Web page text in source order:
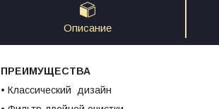
Описание
ПРЕИМУЩЕСТВА
• Классический дизайн